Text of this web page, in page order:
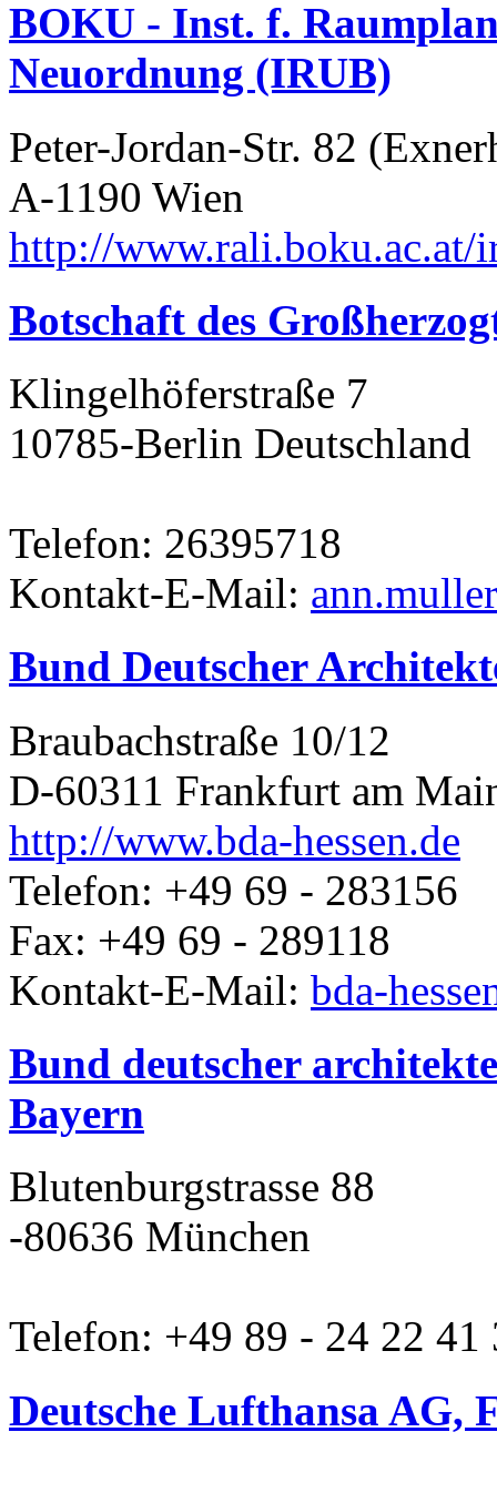
BOKU - Inst. f.
Neuordnung (IRUB)
Peter-Jordan-Str. 82
A-1190 Wien
http://www.rali.boku.ac.at/
Botschaft des
Klingelhöferstraße 7
10785-Berlin Deutschland
Telefon: 26395718
Kontakt-E-Mail:
Bund Deutscher
Braubachstraße 10/12
D-60311 Frankfurt am
http://www.bda-hessen.de
Telefon: +49 69 - 283156
Fax: +49 69 - 289118
Kontakt-E-Mail: bda-
Bund deutscher
Bayern
Blutenburgstrasse 88
-80636 München
Telefon: +49 89 - 24 22 41
Deutsche Lufthansa AG,